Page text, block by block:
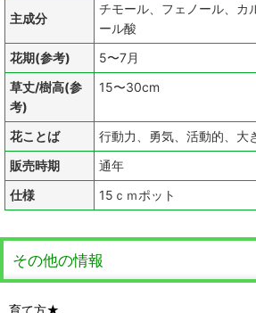
主成分
チモール、フェノール、カ
ール酸
花期(参考)
5〜7月
草丈/樹高(参
考)
15〜30cm
花ことば
行動力、勇気、活動的、大
販売時期
通年
仕様
15ｃｍポット
その他の情報